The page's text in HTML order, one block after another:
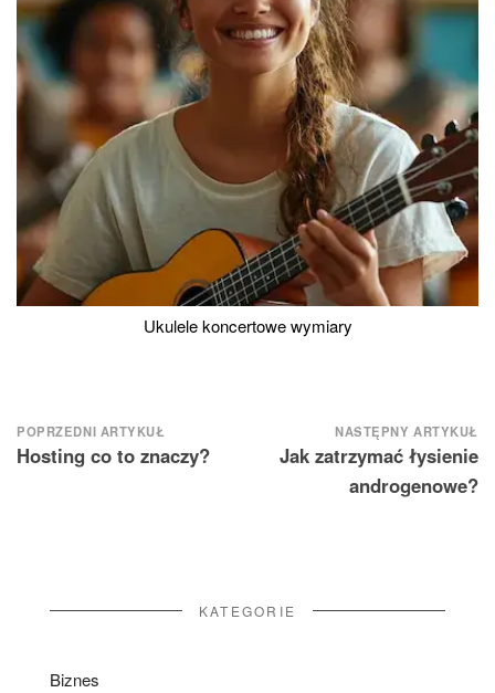
Ukulele koncertowe wymiary
Nawigacja
wpisu
POPRZEDNI ARTYKUŁ
Hosting co to znaczy?
NASTĘPNY ARTYKUŁ
Jak zatrzymać łysienie
androgenowe?
KATEGORIE
Biznes